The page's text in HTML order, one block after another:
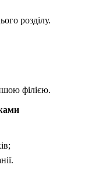
розділу.
філією.